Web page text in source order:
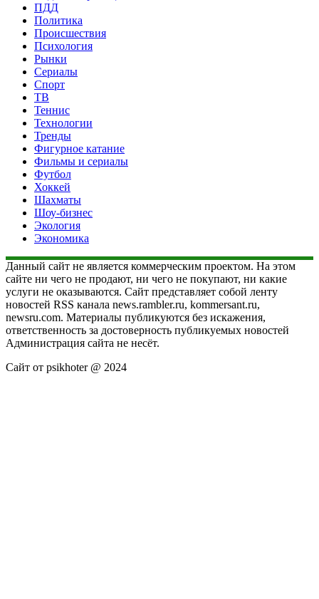
ПДД
Политика
Происшествия
Психология
Рынки
Сериалы
Спорт
ТВ
Теннис
Технологии
Тренды
Фигурное катание
Фильмы и сериалы
Футбол
Хоккей
Шахматы
Шоу-бизнес
Экология
Экономика
Данный сайт не является коммерческим проектом. На этом
сайте ни чего не продают, ни чего не покупают, ни какие
услуги не оказываются. Сайт представляет собой ленту
новостей RSS канала news.rambler.ru, kommersant.ru,
newsru.com. Материалы публикуются без искажения,
ответственность за достоверность публикуемых новостей
Администрация сайта не несёт.
Сайт от psikhoter @ 2024